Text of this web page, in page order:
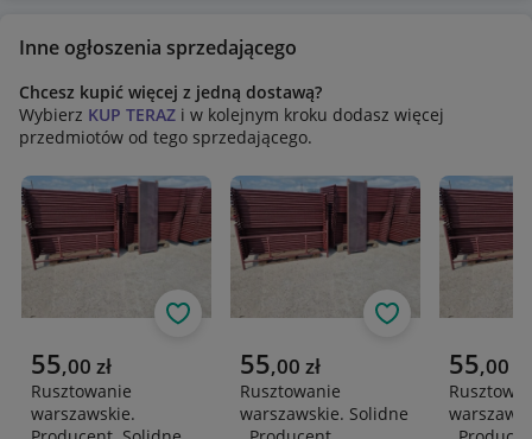
Inne ogłoszenia sprzedającego
Chcesz kupić więcej z jedną dostawą?
Wybierz KUP TERAZ i w kolejnym kroku dodasz więcej
przedmiotów od tego sprzedającego.
Aktualna cena
55,00 zł
Rusztowanie
warszawskie.
Obserwuj
Aktualna cena
55,00 zł
Rusztowanie
warszawskie. Solidne
Obserwuj
Aktualna
55,00